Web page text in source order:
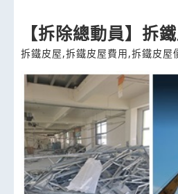
【拆除總動員】拆
拆鐵皮屋,拆鐵皮屋費用,拆鐵皮